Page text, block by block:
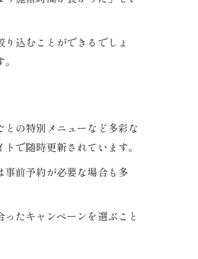
込むことができるでしょ
の特別メニューなど多彩な
で随時更新されています。
前予約が必要な場合も多
たキャンペーンを選ぶこと